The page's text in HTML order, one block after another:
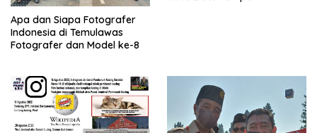
Apa dan Siapa Fotografer
Indonesia di Temulawas
Fotografer dan Model ke-8